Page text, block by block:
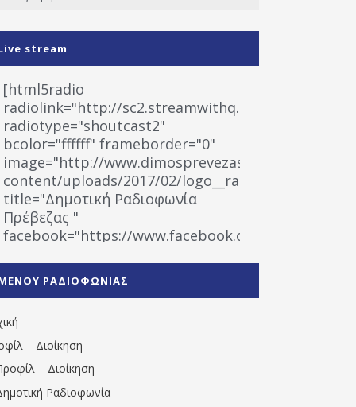
stream
[html5radio
radiolink="http://sc2.streamwithq.com:8028/
radiotype="shoutcast2"
bcolor="ffffff" frameborder="0"
image="http://www.dimosprevezas.gr/wp-
content/uploads/2017/02/logo__radiofonias.jpg"
title="Δημοτική Ραδιοφωνία
Πρέβεζας "
facebook="https://www.facebook.com/
1531194763766854/" artist="" ]
ΡΑΔΙΟΦΩΝΙΑΣ
– Διοίκηση
– Διοίκηση
Ραδιοφωνία